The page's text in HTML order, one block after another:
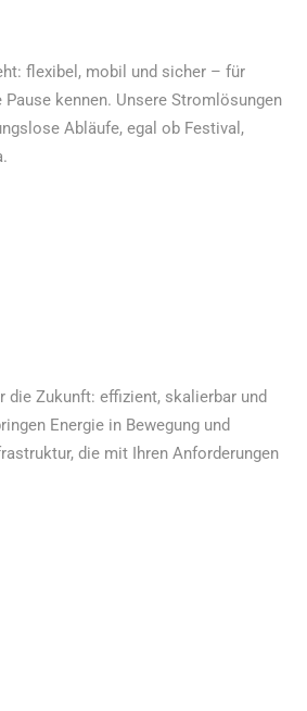
flexibel, mobil und sicher – für
Pause kennen. Unsere Stromlösungen
Abläufe, egal ob Festival,
die Zukunft: effizient, skalierbar und
Energie in Bewegung und
die mit Ihren Anforderungen